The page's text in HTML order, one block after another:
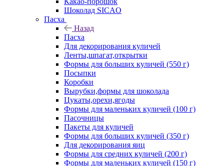
Шоколад SICAO
Пасха
Назад
Пасха
Для декорирования куличей
Ленты,шпагат,открытки
Формы для больших куличей (550 г)
Посыпки
Коробки
Вырубки,формы для шоколада
Цукаты,орехи,ягоды
Формы для маленьких куличей (100 г)
Пасочницы
Пакеты для куличей
Формы для больших куличей (350 г)
Для декорирования яиц
Формы для средних куличей (200 г)
Формы для маленьких куличей (150 г)